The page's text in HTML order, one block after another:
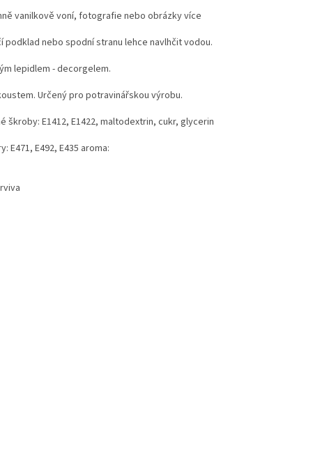
vanilkově voní, fotografie nebo obrázky více
nebo spodní stranu lehce navlhčit vodou.
lepidlem - decorgelem.
Určený pro potravinářskou výrobu.
E1412, E1422, maltodextrin, cukr, glycerin
E492, E435 aroma: